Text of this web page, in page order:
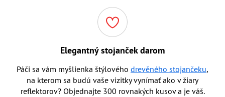
Elegantný stojanček darom
Páči sa vám myšlienka štýlového drevěného stojančeku,
na kterom sa budú vaše vizitky vynímať ako v žiary
reflektorov? Objednajte 300 rovnakých kusov a je váš.